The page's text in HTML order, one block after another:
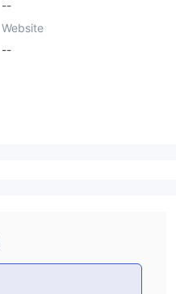
--
Website
--